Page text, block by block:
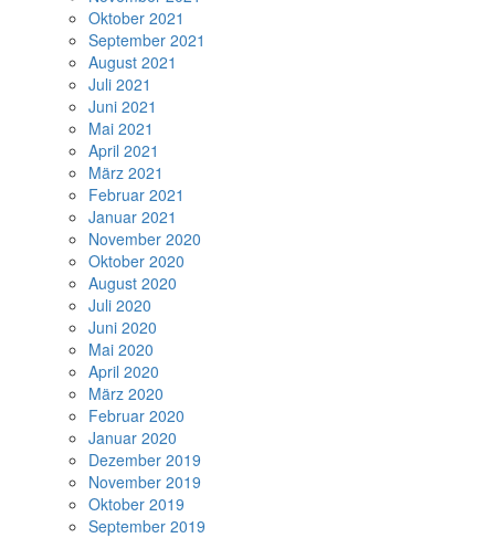
Oktober 2021
September 2021
August 2021
Juli 2021
Juni 2021
Mai 2021
April 2021
März 2021
Februar 2021
Januar 2021
November 2020
Oktober 2020
August 2020
Juli 2020
Juni 2020
Mai 2020
April 2020
März 2020
Februar 2020
Januar 2020
Dezember 2019
November 2019
Oktober 2019
September 2019